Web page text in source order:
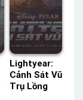
Lightyear:
Cảnh Sát Vũ
Trụ Lồng